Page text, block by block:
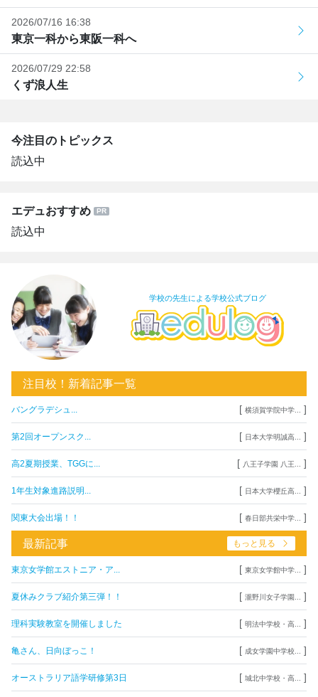
2026/07/16 16:38
東京一科から東阪一科へ
2026/07/29 22:58
くず浪人生
今注目のトピックス
読込中
エデュおすすめ
読込中
学校の先生による学校公式ブログ
注目校！新着記事一覧
バングラデシュ... [ 横須賀学院中学... ]
第2回オープンスク... [ 日本大学明誠高... ]
高2夏期授業、TGGに... [ 八王子学園 八王... ]
1年生対象進路説明... [ 日本大学櫻丘高... ]
関東大会出場！！ [ 春日部共栄中学... ]
最新記事 もっと見る
東京女学館エストニア・ア... [ 東京女学館中学... ]
夏休みクラブ紹介第三弾！！ [ 瀧野川女子学園... ]
理科実験教室を開催しました [ 明法中学校・高... ]
亀さん、日向ぼっこ！ [ 成女学園中学校... ]
オーストラリア語学研修第3日 [ 城北中学校・高... ]